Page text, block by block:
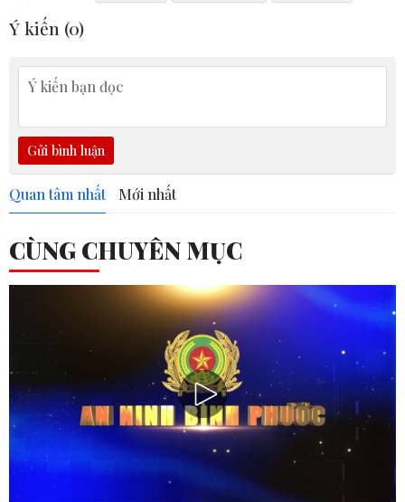
Ý kiến (0)
Gửi bình luận
Quan tâm nhất Mới nhất
CÙNG CHUYÊN MỤC